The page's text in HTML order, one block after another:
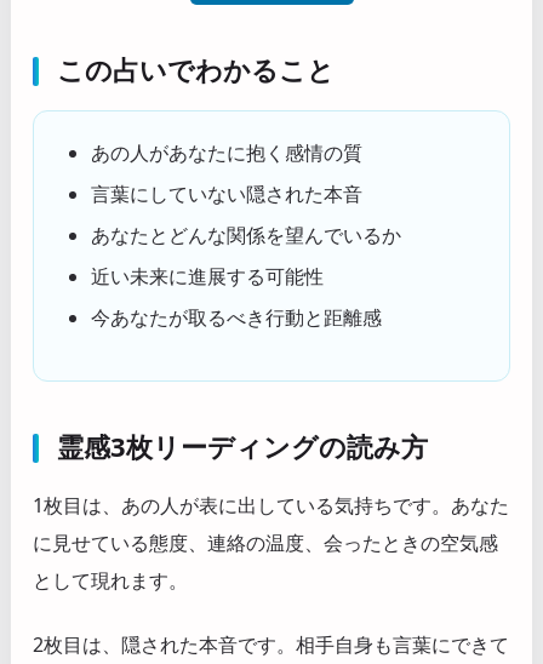
この占いでわかること
あの人があなたに抱く感情の質
言葉にしていない隠された本音
あなたとどんな関係を望んでいるか
近い未来に進展する可能性
今あなたが取るべき行動と距離感
霊感3枚リーディングの読み方
1枚目は、あの人が表に出している気持ちです。あなた
に見せている態度、連絡の温度、会ったときの空気感
として現れます。
2枚目は、隠された本音です。相手自身も言葉にできて